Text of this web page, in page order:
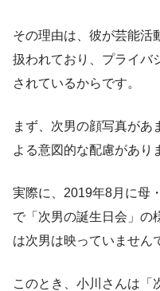
その理由は、彼が芸能活
扱われており、プライバ
されているからです。
まず、次男の顔写真があ
よる意図的な配慮があり
実際に、2019年8月に母
で「次男の誕生日会」の
は次男は映っていません
このとき、小川さんは「